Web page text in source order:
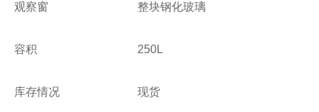
观察窗 整块钢化玻璃
容积 250L
库存情况 现货